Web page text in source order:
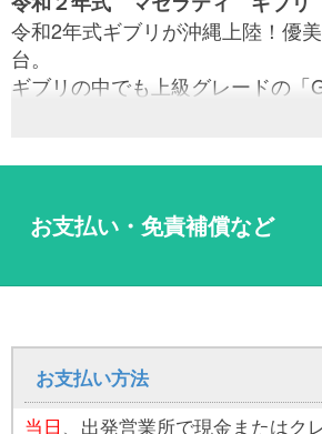
令和2年式ギブリが沖縄上陸！優
台。
ギブリの中でも上級グレードの
ボディーカラーのブルー・エモ
ユニバースレンタカーが送り出す
心のこもったおもてなしで、お客
・ ETC車載器、カーナビ、全車
・ タクシー送迎サービス
お支払い・免責補償など
お支払い方法
当日 、出発営業所で現金またはク